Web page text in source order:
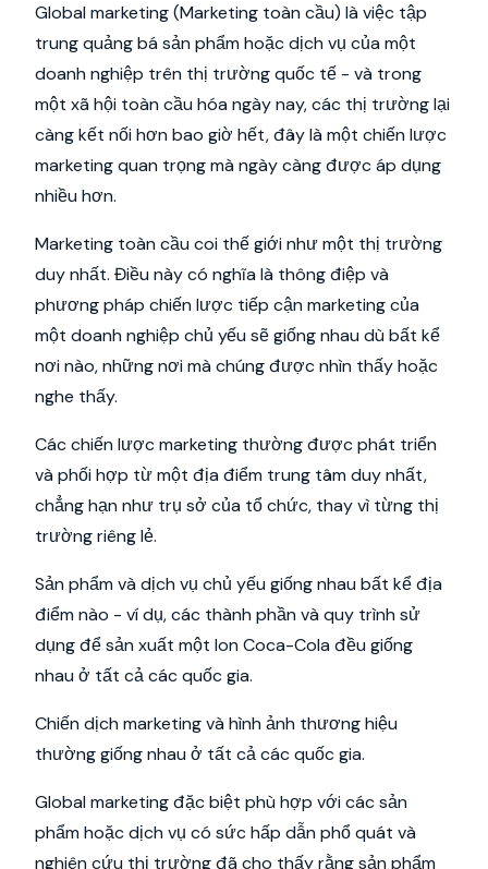
Global marketing (Marketing toàn cầu) là việc tập
trung quảng bá sản phẩm hoặc dịch vụ của một
doanh nghiệp trên thị trường quốc tế - và trong
một xã hội toàn cầu hóa ngày nay, các thị trường lại
càng kết nối hơn bao giờ hết, đây là một chiến lược
marketing quan trọng mà ngày càng được áp dụng
nhiều hơn.
Marketing toàn cầu coi thế giới như một thị trường
duy nhất. Điều này có nghĩa là thông điệp và
phương pháp chiến lược tiếp cận marketing của
một doanh nghiệp chủ yếu sẽ giống nhau dù bất kể
nơi nào, những nơi mà chúng được nhìn thấy hoặc
nghe thấy.
Các chiến lược marketing thường được phát triển
và phối hợp từ một địa điểm trung tâm duy nhất,
chẳng hạn như trụ sở của tổ chức, thay vì từng thị
trường riêng lẻ.
Sản phẩm và dịch vụ chủ yếu giống nhau bất kể địa
điểm nào - ví dụ, các thành phần và quy trình sử
dụng để sản xuất một lon Coca-Cola đều giống
nhau ở tất cả các quốc gia.
Chiến dịch marketing và hình ảnh thương hiệu
thường giống nhau ở tất cả các quốc gia.
Global marketing đặc biệt phù hợp với các sản
phẩm hoặc dịch vụ có sức hấp dẫn phổ quát và
nghiên cứu thị trường đã cho thấy rằng sản phẩm